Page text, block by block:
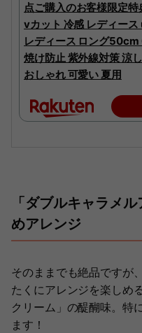
点ご購入のお客様限定
vカット 冷感 レディー
レディース ロング
焼け防止 紫外線対策 涼
おしゃれ 可愛い 夏用
「ダブルキャラメ
めアレンジ
そのままでも絶品ですが
たくにアレンジを楽しめ
クリーム」の醍醐味。特
ます！